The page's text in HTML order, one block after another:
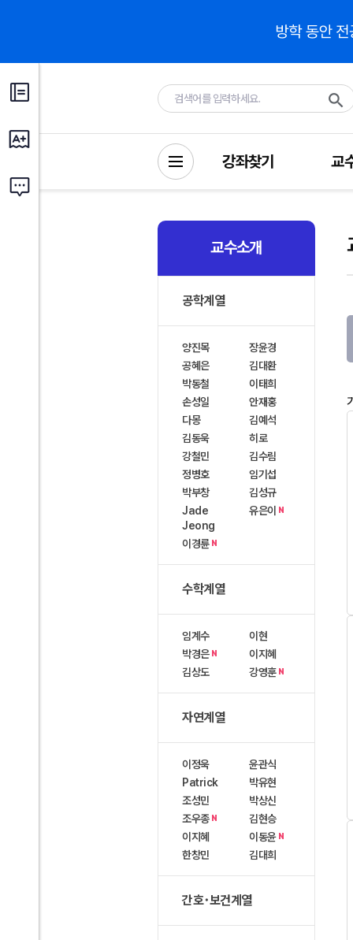
강좌찾기 교
교수소개
공학계열
양진목
장윤경
공혜은
김대환
박동철
이태희
손성일
안재홍
다몽
김예석
김동욱
히로
강철민
김수림
정병호
임기섭
박부창
김성규
Jade
Jeong
유은이 N
이경륜 N
수학계열
임계수
이현
박경은 N
이지혜
김상도
강영훈 N
자연계열
이정욱
윤관식
Patrick
박유현
조성민
박상신
조우종 N
김현승
이지혜
이동윤 N
한창민 김대희
간호･보건계열